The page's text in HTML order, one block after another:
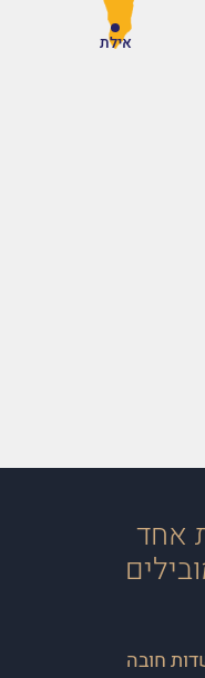
אילת
אחד
חובה